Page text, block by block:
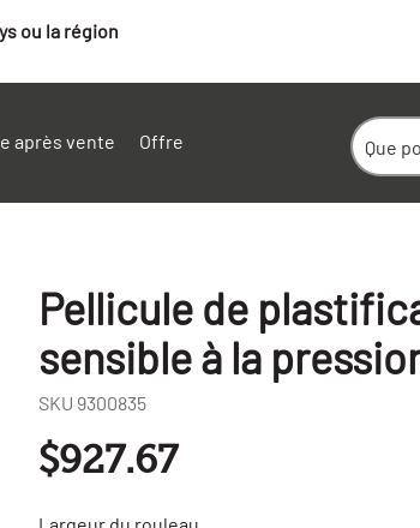
ou la région
après vente Offre
Pellicule de
sensible à la
SKU 9300835
$927.67